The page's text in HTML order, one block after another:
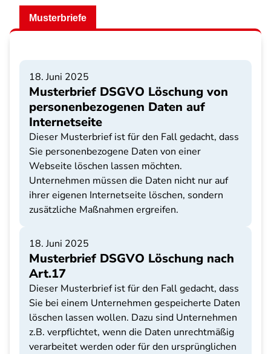
Musterbriefe
18. Juni 2025
Musterbrief DSGVO Löschung von
personenbezogenen Daten auf
Internetseite
Dieser Musterbrief ist für den Fall gedacht, dass
Sie personenbezogene Daten von einer
Webseite löschen lassen möchten.
Unternehmen müssen die Daten nicht nur auf
ihrer eigenen Internetseite löschen, sondern
zusätzliche Maßnahmen ergreifen.
18. Juni 2025
Musterbrief DSGVO Löschung nach
Art.17
Dieser Musterbrief ist für den Fall gedacht, dass
Sie bei einem Unternehmen gespeicherte Daten
löschen lassen wollen. Dazu sind Unternehmen
z.B. verpflichtet, wenn die Daten unrechtmäßig
verarbeitet werden oder für den ursprünglichen